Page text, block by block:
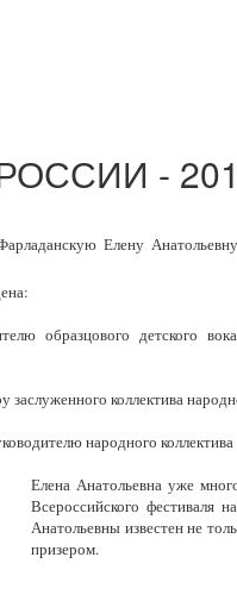
-
Елену
образцового детского
заслуженного коллектива
народного
Елена Анатольевна уже
Всероссийского фестиваля
Анатольевны известен не
призером.